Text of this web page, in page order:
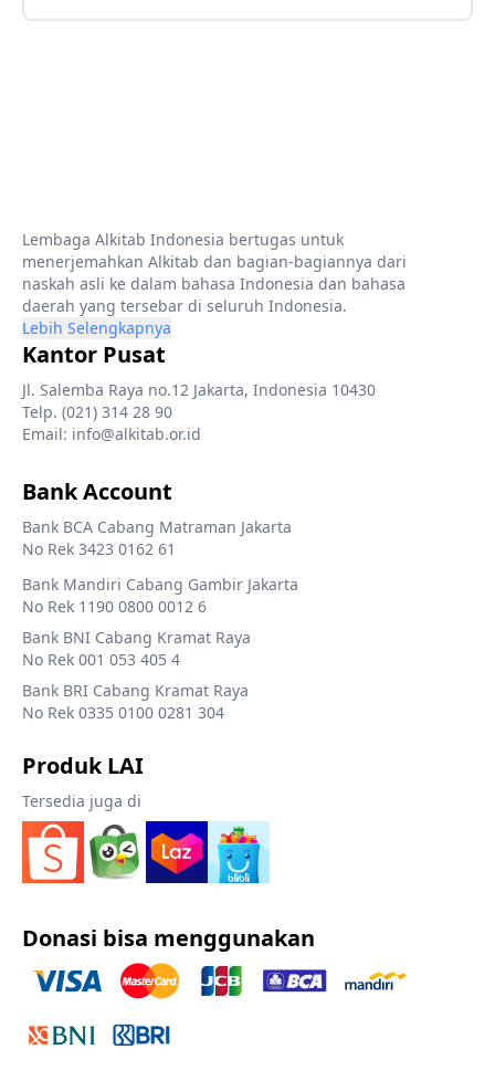
Lembaga Alkitab Indonesia bertugas untuk
menerjemahkan Alkitab dan bagian-bagiannya dari
naskah asli ke dalam bahasa Indonesia dan bahasa
daerah yang tersebar di seluruh Indonesia.
Lebih Selengkapnya
Kantor Pusat
Jl. Salemba Raya no.12 Jakarta, Indonesia 10430
Telp. (021) 314 28 90
Email: info@alkitab.or.id
Bank Account
Bank BCA Cabang Matraman Jakarta
No Rek 3423 0162 61
Bank Mandiri Cabang Gambir Jakarta
No Rek 1190 0800 0012 6
Bank BNI Cabang Kramat Raya
No Rek 001 053 405 4
Bank BRI Cabang Kramat Raya
No Rek 0335 0100 0281 304
Produk LAI
Tersedia juga di
Donasi bisa menggunakan